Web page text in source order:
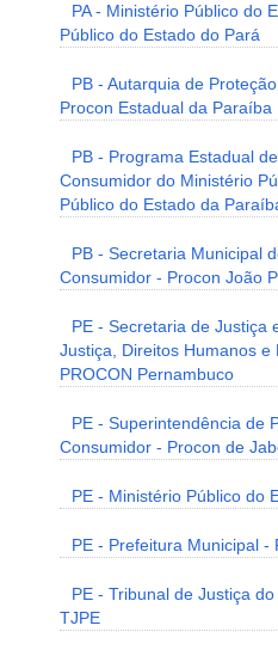
PA - Ministério Público do
Público do Estado do Pará
PB - Autarquia de
Procon Estadual da Paraíba
PB - Programa Estadual
Consumidor do Ministério
Público do Estado da
PB - Secretaria Municipal
Consumidor - Procon João
PE - Secretaria de Justiça
Justiça, Direitos Humanos e
PROCON Pernambuco
PE - Superintendência de
Consumidor - Procon de
PE - Ministério Público do
PE - Prefeitura Municipal -
PE - Tribunal de Justiça
TJPE